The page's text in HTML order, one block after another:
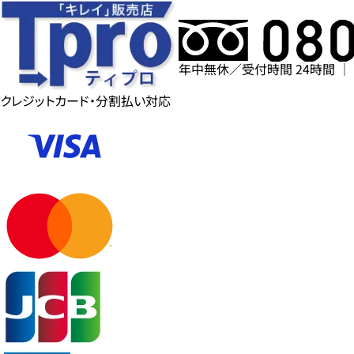
年中無休／受付時間 24時間
クレジットカード・分割払い対応